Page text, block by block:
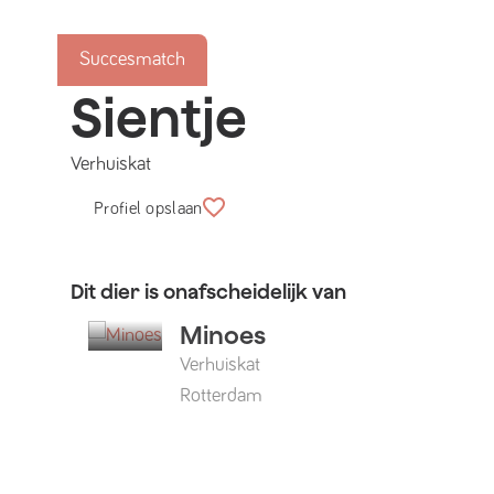
Succesmatch
Sientje
Verhuiskat
Profiel opslaan
Dit dier is onafscheidelijk van
Minoes
Verhuiskat
Rotterdam